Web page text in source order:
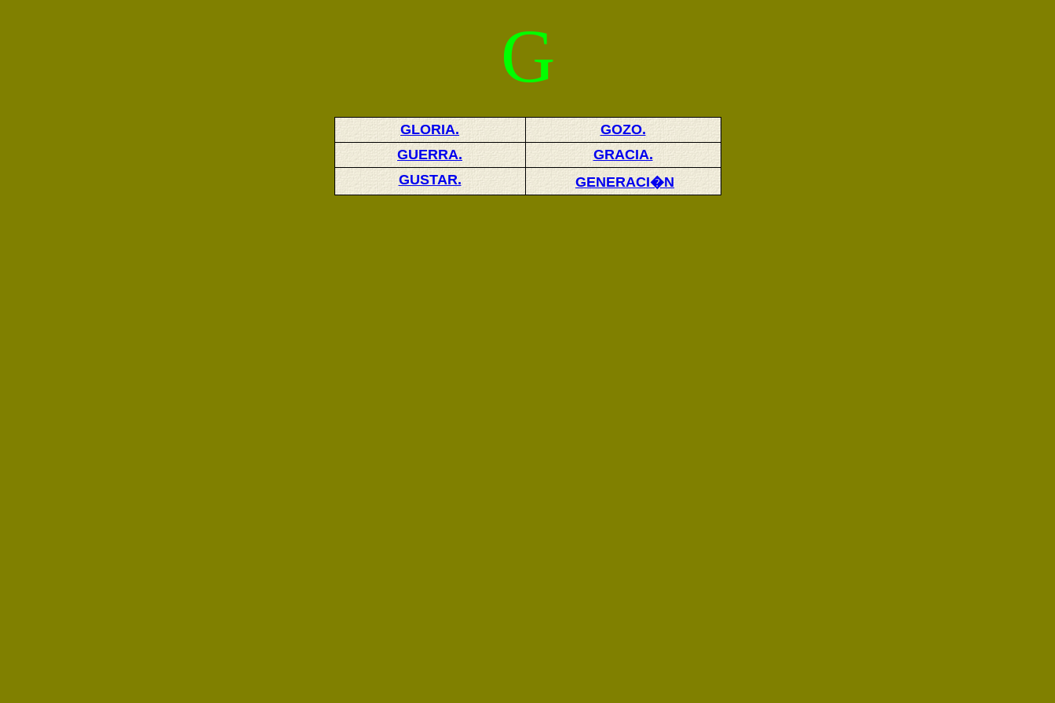
G
GLORIA.
GOZO.
GUERRA.
GRACIA.
GUSTAR.
GENERACI�N